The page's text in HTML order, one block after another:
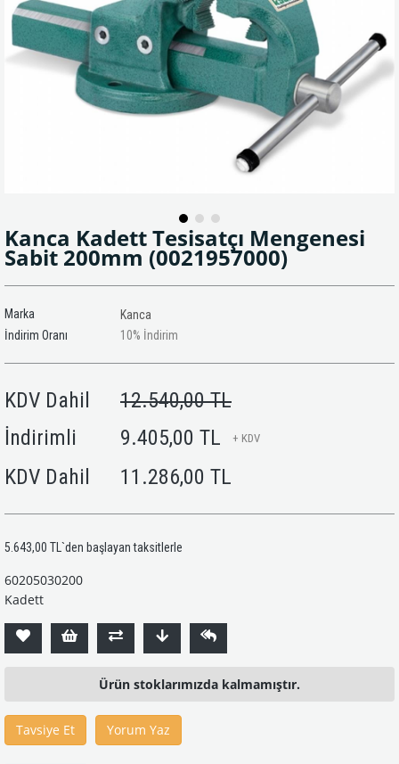
Kanca Kadett Tesisatçı Mengenesi
Sabit 200mm (0021957000)
Marka
Kanca
İndirim Oranı
%
10 İndirim
KDV Dahil
12.540,00 TL
İndirimli
9.405,00 TL + KDV
KDV Dahil 11.286,00 TL
5.643,00 TL`den başlayan taksitlerle
60205030200
Kadett
Ürün stoklarımızda kalmamıştır.
Tavsiye Et Yorum Yaz